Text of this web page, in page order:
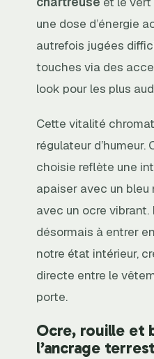
une dose d’énergie
autrefois jugées
touches via des
look pour les plus
Cette vitalité
régulateur d’humeur.
choisie reflète une
apaiser avec un
avec un ocre
désormais à entrer
notre état intérieur,
directe entre le
porte.
Ocre, rouille et
l’ancrage